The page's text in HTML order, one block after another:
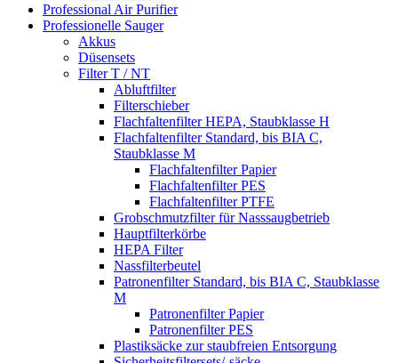
Professional Air Purifier
Professionelle Sauger
Akkus
Düsensets
Filter T / NT
Abluftfilter
Filterschieber
Flachfaltenfilter HEPA, Staubklasse H
Flachfaltenfilter Standard, bis BIA C,
Staubklasse M
Flachfaltenfilter Papier
Flachfaltenfilter PES
Flachfaltenfilter PTFE
Grobschmutzfilter für Nasssaugbetrieb
Hauptfilterkörbe
HEPA Filter
Nassfilterbeutel
Patronenfilter Standard, bis BIA C, Staubklasse
M
Patronenfilter Papier
Patronenfilter PES
Plastiksäcke zur staubfreien Entsorgung